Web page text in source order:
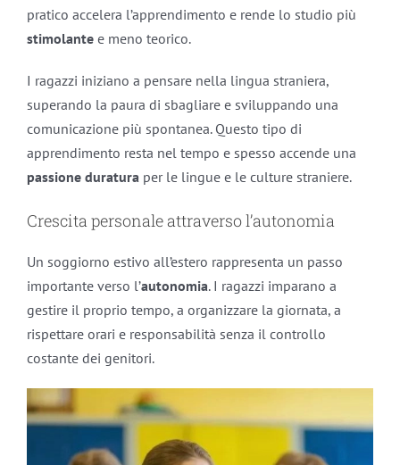
pratico accelera l’apprendimento e rende lo studio più
stimolantee meno teorico.
I ragazzi iniziano a pensare nella lingua straniera,
superando la paura di sbagliare e sviluppando una
comunicazione più spontanea. Questo tipo di
apprendimento resta nel tempo e spesso accende una
passione duratura per le lingue e le culture straniere.
Crescita personale attraverso l’autonomia
Un soggiorno estivo all’estero rappresenta un passo
importante verso l’autonomia. I ragazzi imparano a
gestire il proprio tempo, a organizzare la giornata, a
rispettare orari e responsabilità senza il controllo
costante dei genitori.